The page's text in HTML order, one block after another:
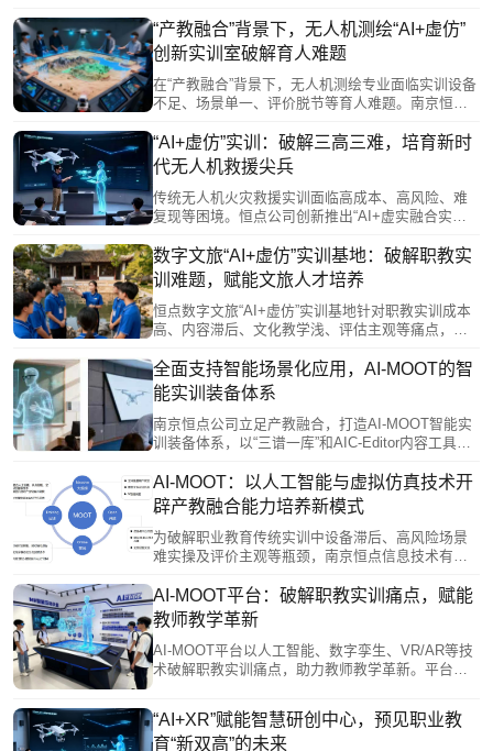
术，构建零风险、低成本的沉浸式实训环境，覆盖
多样真实作业场景，突破时空限制。AI提供个性化
评估与指导，虚实融合促进技能精准提升，有效破
解教学难题，赋能学生对接行业需求，培养适应发
展的新时代测绘技术人才。
“产教融合”背景下，无人机测绘“AI+虚仿”
创新实训室破解育人难题
在“产教融合”背景下，无人机测绘专业面临实训设备
不足、场景单一、评价脱节等育人难题。南京恒点
能等技术，构建虚实融合教学体系。它通过校企协
同平台引入真实项目，以数字化资源降低实训成
本，模拟全场景任务提升实战能力，并建立智能量
化评价体系，推动人才培养从“知识传授”向“能力培
养”转型，有效破解学用脱节问题。
“AI+虚仿”实训：破解三高三难，培育新时
代无人机救援尖兵
传统无人机火灾救援实训面临高成本、高风险、难
复现等困境。恒点公司创新推出“AI+虚实融合实训
现安全高效训练。系统实时反馈、精准评估，并生
成个性化技能画像，有效提升学生实操技能与临场
决策能力，为应急救援培养高素质技术人才。
数字文旅“AI+虚仿”实训基地：破解职教实
训难题，赋能文旅人才培养
恒点数字文旅“AI+虚仿”实训基地针对职教实训成本
高、内容滞后、文化教学浅、评估主观等痛点，集
它打破时空限制，提供全产业链实操场景，通过情
境模拟、角色扮演等方式提升学生岗位适配能力，
并利用智能平台实现数据驱动的精准教学评估。该
方案推动教学资源普惠化与技能实训实战化，有效
赋能复合型文旅人才培养，深化产教融合。
全面支持智能场景化应用，AI-MOOT的智
能实训装备体系
南京恒点公司立足产教融合，打造AI-MOOT智能实
训装备体系，以“三谱一库”和AIC-Editor内容工具为
该体系支持VR/MR、移动端等多种实训模式，并创
新推出AI数字教师，可与真实教师形成“虚实双师”协
同教学，推动教学流程智能化，有效提升教学效率
与个性化水平。
AI-MOOT：以人工智能与虚拟仿真技术开
辟产教融合能力培养新模式
为破解职业教育传统实训中设备滞后、高风险场景
难实操及评价主观等瓶颈，南京恒点信息技术有限
核心，融合数字孪生、VR/AR等技术，构建高仿真
产业场景，支持大规模在线实训。通过构建“岗位—
能力—学习—实践”四维图谱，实现从产业需求到能
力培养的闭环训练，推动产教深度融合，为高素质
技术技能人才培养提供新范式。
AI-MOOT平台：破解职教实训痛点，赋能
教师教学革新
AI-MOOT平台以人工智能、数字孪生、VR/AR等技
术破解职教实训痛点，助力教师教学革新。平台提
程，实现资源开放共享。通过数字教师协同教学与
AI实时伴学，打造沉浸式课堂，减轻教师负担。数
据驱动评估动态生成学生能力画像，助力精准教
“AI+XR”赋能智慧研创中心，预见职业教
育“新双高”的未来